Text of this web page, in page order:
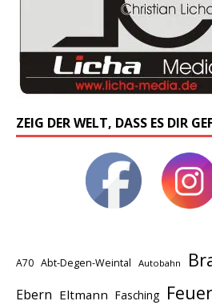
ZEIG DER WELT, DASS ES DIR
A70 Abt-Degen-Weintal Autobahn
Ebern Eltmann Fasching Feuer